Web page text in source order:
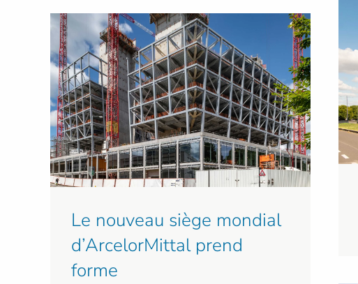
Le nouveau siège mondial
d’ArcelorMittal prend
forme